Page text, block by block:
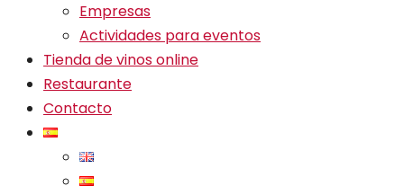
Empresas
Actividades para eventos
Tienda de vinos online
Restaurante
Contacto